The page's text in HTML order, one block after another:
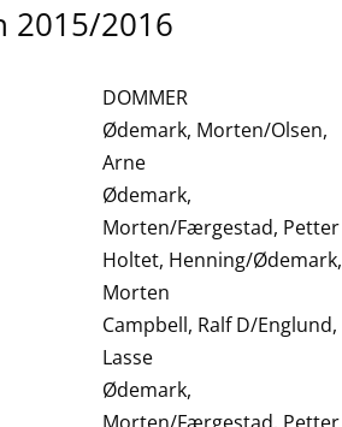
2015/2016
DOMMER
Ødemark, Morten/Olsen,
Arne
Ødemark,
Morten/Færgestad, Petter
Holtet, Henning/Ødemark,
Morten
Campbell, Ralf D/Englund,
Lasse
Ødemark,